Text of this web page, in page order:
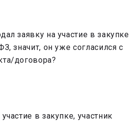
заявку на участие в закупке
значит, он уже согласился с
договора?
в закупке, участник